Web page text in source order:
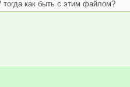
как быть с этим файлом?